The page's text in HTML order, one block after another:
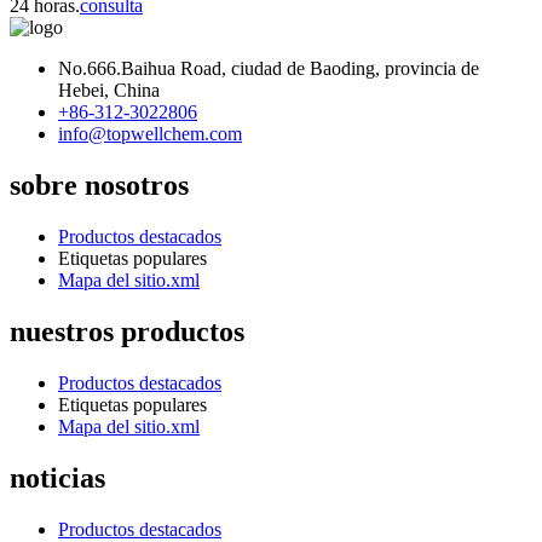
24 horas.consulta
No.666.Baihua Road, ciudad de Baoding, provincia de
Hebei, China
+86-312-3022806
info@topwellchem.com
sobre nosotros
Productos destacados
Etiquetas populares
Mapa del sitio.xml
nuestros productos
Productos destacados
Etiquetas populares
Mapa del sitio.xml
noticias
Productos destacados